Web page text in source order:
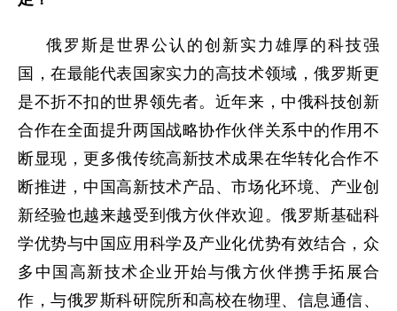
俄罗斯是世界公认的创新实力雄厚的科技强
国，在最能代表国家实力的高技术领域，俄罗斯更
是不折不扣的世界领先者。近年来，中俄科技创新
合作在全面提升两国战略协作伙伴关系中的作用不
断显现，更多俄传统高新技术成果在华转化合作不
断推进，中国高新技术产品、市场化环境、产业创
新经验也越来越受到俄方伙伴欢迎。俄罗斯基础科
学优势与中国应用科学及产业化优势有效结合，众
多中国高新技术企业开始与俄方伙伴携手拓展合
作，与俄罗斯科研院所和高校在物理、信息通信、